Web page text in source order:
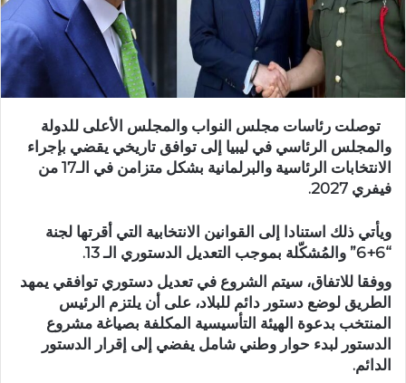
توصلت رئاسات مجلس النواب والمجلس الأعلى للدولة
والمجلس الرئاسي في ليبيا إلى توافق تاريخي يقضي بإجراء
الانتخابات الرئاسية والبرلمانية بشكل متزامن في الـ17 من
فيفري 2027.
ويأتي ذلك استنادا إلى القوانين الانتخابية التي أقرتها لجنة
“6+6” والمُشكّلة بموجب التعديل الدستوري الـ 13.
ووفقا للاتفاق، سيتم الشروع في تعديل دستوري توافقي يمهد
الطريق لوضع دستور دائم للبلاد، على أن يلتزم الرئيس
المنتخب بدعوة الهيئة التأسيسية المكلفة بصياغة مشروع
الدستور لبدء حوار وطني شامل يفضي إلى إقرار الدستور
الدائم.